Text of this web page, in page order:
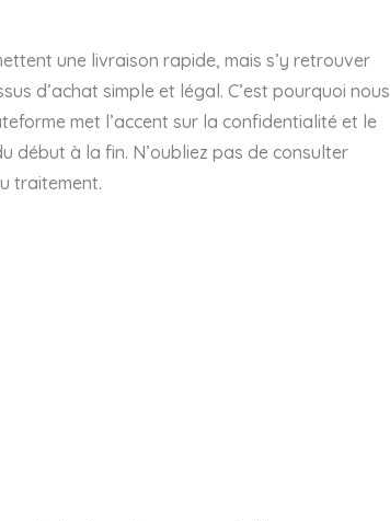
une livraison rapide, mais s’y retrouver
d’achat simple et légal. C’est pourquoi nous
met l’accent sur la confidentialité et le
début à la fin. N’oubliez pas de consulter
traitement.